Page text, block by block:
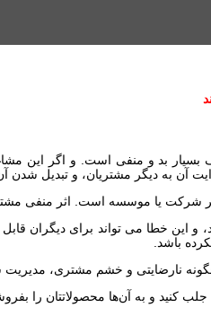
بد و منفی است. و اگر این
به دیگر مشتریان، و تبدیل شدن آن
شرکت یا موسسه است. اثر منفی
و این خطا می تواند برای
باشد.
چگونه نارضایتی و خشم مشتری،
کنید و به آن‌ها محصولاتتان را